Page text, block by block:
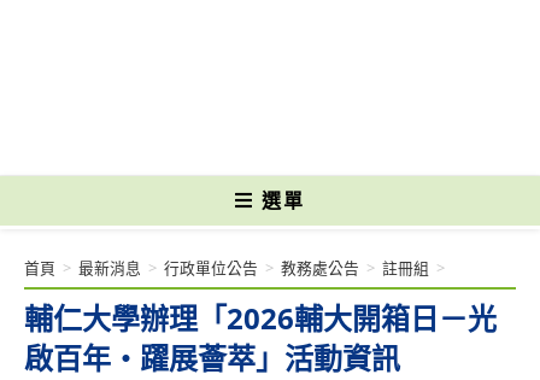
選單
輔仁大學辦理「2026輔大開箱日－光
啟百年・躍展薈萃」活動資訊
首頁 > 最新消息 > 行政單位公告 > 教務處公告 > 註冊組 >